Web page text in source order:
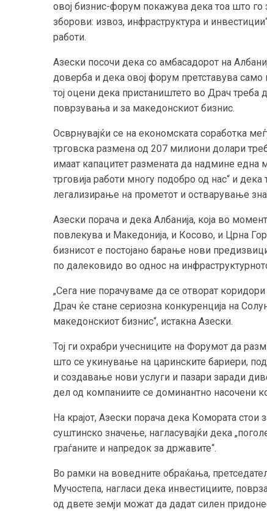
овој бизнис-форум покажува дека тоа што го
зборови: извоз, инфраструктура и
работи.
Азески посочи дека со амбасадорот на
доверба и дека овој форум претставува само
тој оцени дека пристаништето во Драч треба
поврзувања и за македонскиот бизнис.
Осврнувајќи се на економската соработка
трговска размена од 207 милиони долари
имаат капацитет размената да надмине една
трговија работи многу подобро од нас“ и
легализирање на прометот и остварување
Азески порача и дека Албанија, која во
повлекува и Македонија, и Косово, и Црна
бизнисот е постојано барање нови
по далековидо во однос на
„Сега ние порачуваме да се отворат
Драч ќе стане сериозна конкуренција на
македонскиот бизнис“, истакна Азески.
Тој ги охрабри учесниците на Форумот да
што се укинување на царинските бариери,
и создавање нови услуги и пазари заради
дел од компаниите се доминантно насочени
На крајот, Азески порача дека Комората
суштинско значење, нагласувајќи дека
граѓаните и напредок за државите“.
Во рамки на воведните обраќања,
Мучостепа, нагласи дека инвестициите,
од двете земји можат да дадат силен